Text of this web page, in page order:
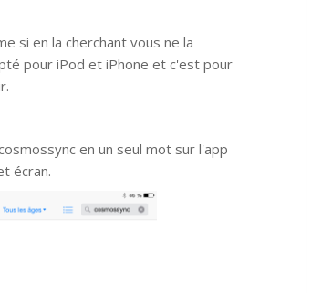
si en la cherchant vous ne la
pour iPod et iPhone et c'est pour
en un seul mot sur l'app
écran.